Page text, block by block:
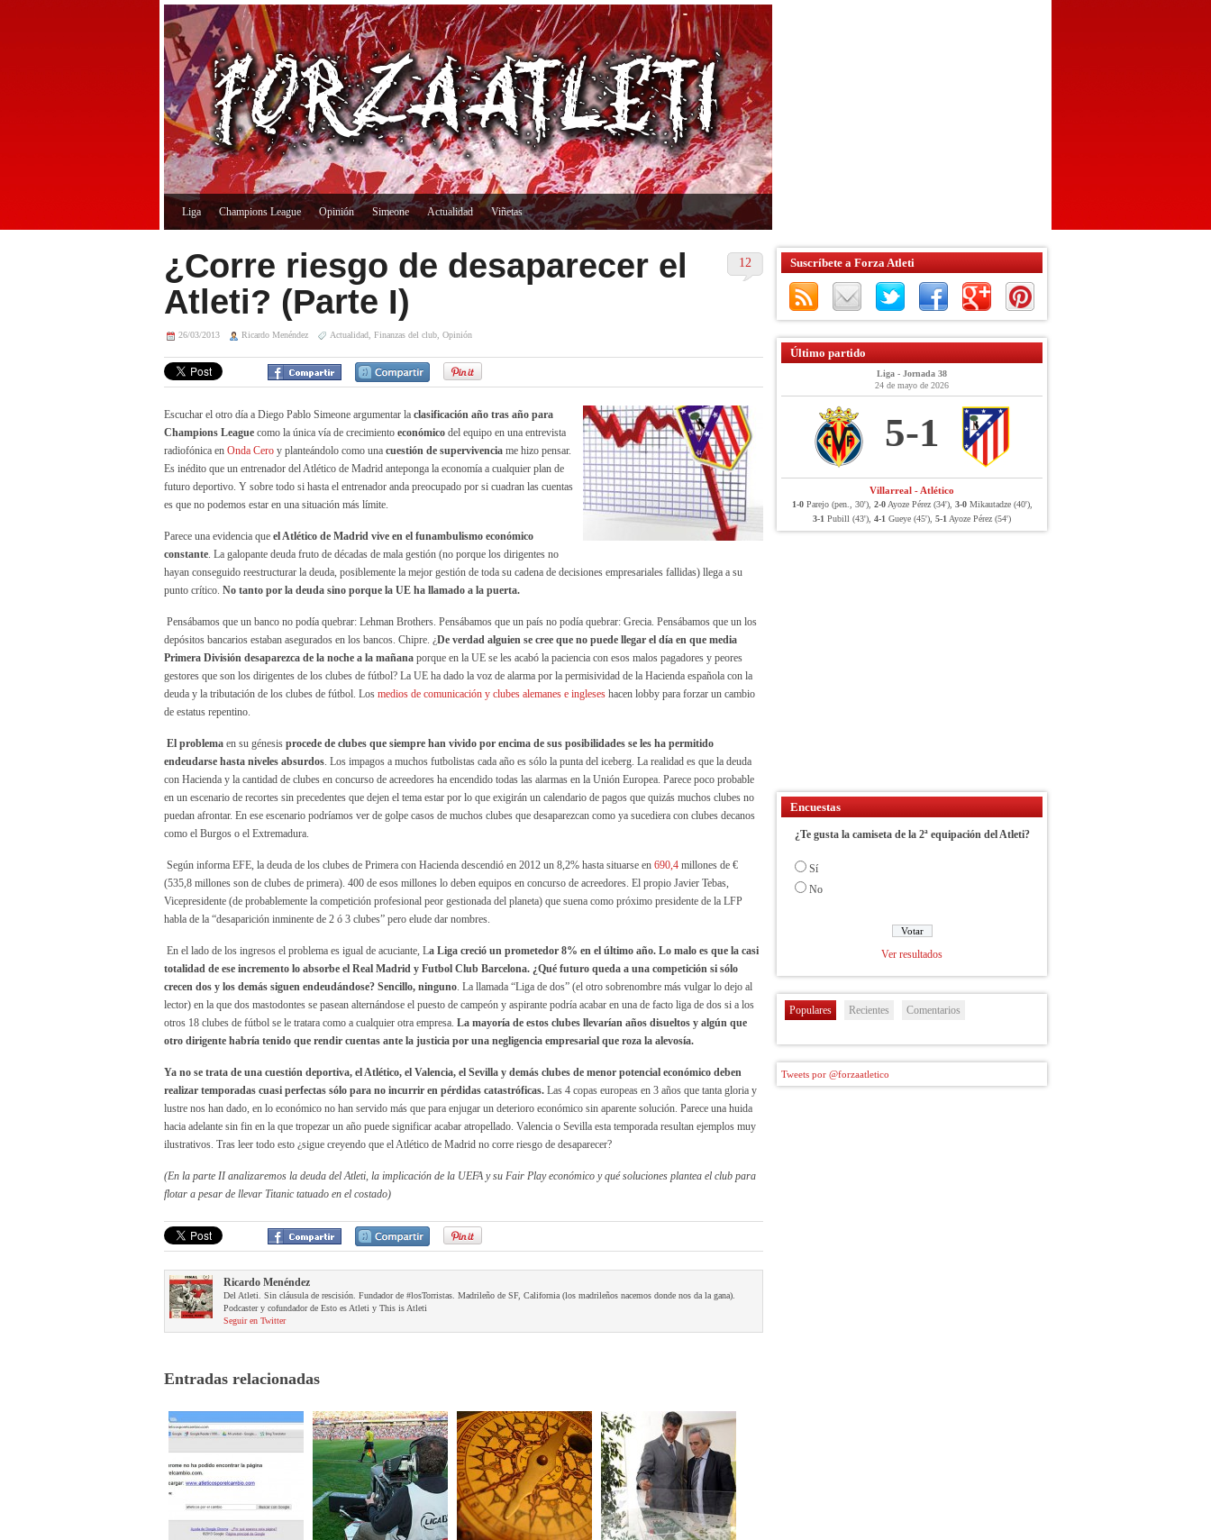
Liga Champions League Opinión Simeone Actualidad Viñetas
12
¿Corre riesgo de desaparecer el
Atleti? (Parte I)
26/03/2013 Ricardo Menéndez Actualidad, Finanzas del club, Opinión
Escuchar el otro día a Diego Pablo Simeone argumentar la clasificación año tras año para
Champions League como la única vía de crecimiento económico del equipo en una entrevista
radiofónica en Onda Cero y planteándolo como una cuestión de supervivencia me hizo pensar.
Es inédito que un entrenador del Atlético de Madrid anteponga la economía a cualquier plan de
futuro deportivo. Y sobre todo si hasta el entrenador anda preocupado por si cuadran las cuentas
es que no podemos estar en una situación más límite.
Parece una evidencia que el Atlético de Madrid vive en el funambulismo económico
constante. La galopante deuda fruto de décadas de mala gestión (no porque los dirigentes no
hayan conseguido reestructurar la deuda, posiblemente la mejor gestión de toda su cadena de decisiones empresariales fallidas) llega a su
punto crítico. No tanto por la deuda sino porque la UE ha llamado a la puerta.
Pensábamos que un banco no podía quebrar: Lehman Brothers. Pensábamos que un país no podía quebrar: Grecia. Pensábamos que un los
depósitos bancarios estaban asegurados en los bancos. Chipre. ¿De verdad alguien se cree que no puede llegar el día en que media
Primera División desaparezca de la noche a la mañana porque en la UE se les acabó la paciencia con esos malos pagadores y peores
gestores que son los dirigentes de los clubes de fútbol? La UE ha dado la voz de alarma por la permisividad de la Hacienda española con la
deuda y la tributación de los clubes de fútbol. Los medios de comunicación y clubes alemanes e ingleses hacen lobby para forzar un cambio
de estatus repentino.
El problema en su génesis procede de clubes que siempre han vivido por encima de sus posibilidades se les ha permitido
endeudarse hasta niveles absurdos. Los impagos a muchos futbolistas cada año es sólo la punta del iceberg. La realidad es que la deuda
con Hacienda y la cantidad de clubes en concurso de acreedores ha encendido todas las alarmas en la Unión Europea. Parece poco probable
en un escenario de recortes sin precedentes que dejen el tema estar por lo que exigirán un calendario de pagos que quizás muchos clubes no
puedan afrontar. En ese escenario podríamos ver de golpe casos de muchos clubes que desaparezcan como ya sucediera con clubes decanos
como el Burgos o el Extremadura.
Según informa EFE, la deuda de los clubes de Primera con Hacienda descendió en 2012 un 8,2% hasta situarse en 690,4 millones de €
(535,8 millones son de clubes de primera). 400 de esos millones lo deben equipos en concurso de acreedores. El propio Javier Tebas,
Vicepresidente (de probablemente la competición profesional peor gestionada del planeta) que suena como próximo presidente de la LFP
habla de la “desaparición inminente de 2 ó 3 clubes” pero elude dar nombres.
En el lado de los ingresos el problema es igual de acuciante, La Liga creció un prometedor 8% en el último año. Lo malo es que la casi
totalidad de ese incremento lo absorbe el Real Madrid y Futbol Club Barcelona. ¿Qué futuro queda a una competición si sólo
crecen dos y los demás siguen endeudándose? Sencillo, ninguno. La llamada “Liga de dos” (el otro sobrenombre más vulgar lo dejo al
lector) en la que dos mastodontes se pasean alternándose el puesto de campeón y aspirante podría acabar en una de facto liga de dos si a los
otros 18 clubes de fútbol se le tratara como a cualquier otra empresa. La mayoría de estos clubes llevarían años disueltos y algún que
otro dirigente habría tenido que rendir cuentas ante la justicia por una negligencia empresarial que roza la alevosía.
Ya no se trata de una cuestión deportiva, el Atlético, el Valencia, el Sevilla y demás clubes de menor potencial económico deben
realizar temporadas cuasi perfectas sólo para no incurrir en pérdidas catastróficas. Las 4 copas europeas en 3 años que tanta gloria y
lustre nos han dado, en lo económico no han servido más que para enjugar un deterioro económico sin aparente solución. Parece una huida
hacia adelante sin fin en la que tropezar un año puede significar acabar atropellado. Valencia o Sevilla esta temporada resultan ejemplos muy
ilustrativos. Tras leer todo esto ¿sigue creyendo que el Atlético de Madrid no corre riesgo de desaparecer?
(En la parte II analizaremos la deuda del Atleti, la implicación de la UEFA y su Fair Play económico y qué soluciones plantea el club para
flotar a pesar de llevar Titanic tatuado en el costado)
Ricardo Menéndez
Del Atleti. Sin cláusula de rescisión. Fundador de #losTorristas. Madrileño de SF, California (los madrileños nacemos donde nos da la gana).
Podcaster y cofundador de Esto es Atleti y This is Atleti
Seguir en Twitter
Entradas relacionadas
Suscríbete a Forza Atleti
Último partido
Liga - Jornada 38
24 de mayo de 2026
5-1
Villarreal - Atlético
1-0Parejo (pen., 30'), 2-0Ayoze Pérez (34'), 3-0Mikautadze (40'),
3-1 Pubill (43'), 4-1 Gueye (45'), 5-1 Ayoze Pérez (54')
Encuestas
¿Te gusta la camiseta de la 2ª equipación del Atleti?
Sí
No
Ver resultados
Populares Recientes Comentarios
Tweets por @forzaatletico